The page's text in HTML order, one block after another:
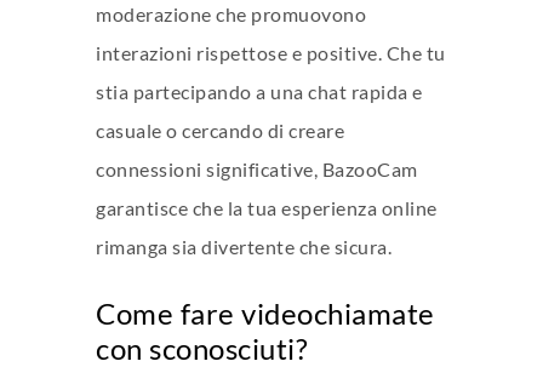
moderazione che promuovono
interazioni rispettose e positive. Che tu
stia partecipando a una chat rapida e
casuale o cercando di creare
connessioni significative, BazooCam
garantisce che la tua esperienza online
rimanga sia divertente che sicura.
Come fare videochiamate
con sconosciuti?